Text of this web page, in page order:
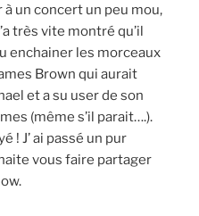
à un concert un peu mou,
très vite montré qu’il
enchainer les morceaux
Brown qui aurait
et a su user de son
(même s’il parait….).
! J’ ai passé un pur
vous faire partager